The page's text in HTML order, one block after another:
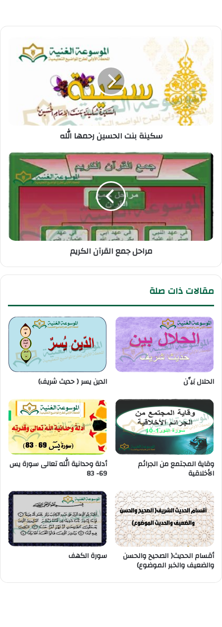
سكينة بنت الحسين رحمها الله
مراحل جمع القرآن الكريم
مقالات ذات صلة
الحلال بَيِّن الدين يسر ( حديث شريف)
وقاية المجتمع من الجرائم
الأخلاقية
أدلة وحدانية الله تعالى سورة يس
69- 83
أقسام الحديث( الصحيح والحسن
والضعيف والخبر الموضوع)
سورة الكهف